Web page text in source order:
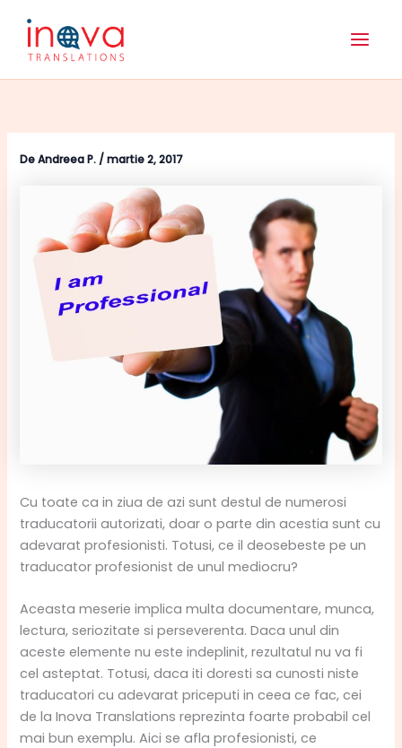
content
De Andreea P. /martie 2, 2017
Cu toate ca in ziua de azi sunt destul de numerosi
traducatorii autorizati, doar o parte din acestia sunt cu
adevarat profesionisti. Totusi, ce il deosebeste pe un
traducator profesionist de unul mediocru?
Aceasta meserie implica multa documentare, munca,
lectura, seriozitate si perseverenta. Daca unul din
aceste elemente nu este indeplinit, rezultatul nu va fi
cel asteptat. Totusi, daca iti doresti sa cunosti niste
traducatori cu adevarat priceputi in ceea ce fac, cei
de la Inova Translations reprezinta foarte probabil cel
mai bun exemplu. Aici se afla profesionisti, ce